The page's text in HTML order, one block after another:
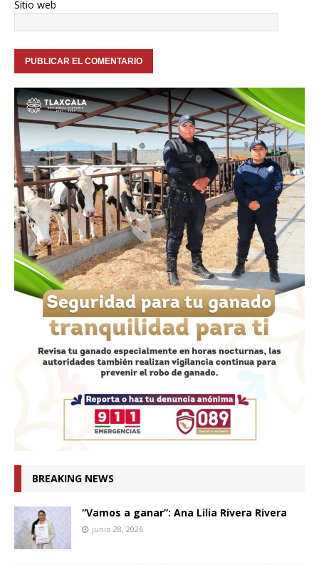
Sitio web
BREAKING NEWS
“Vamos a ganar”: Ana Lilia Rivera Rivera
junio 28, 2026